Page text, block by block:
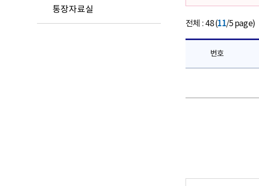
통장자료실
전체 : 48 (11/5 page)
번호